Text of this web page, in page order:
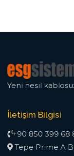
Yeni nesil
İletişim Bilgisi
+90 850 399 68
Tepe Prime A